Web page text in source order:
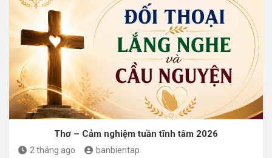
Thơ – Cảm nghiệm tuần tĩnh tâm 2026
2 tháng ago banbientap